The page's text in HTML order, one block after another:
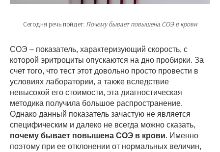
Сегодня речь пойдет: Почему бывает повышена СОЭ в крови
СОЭ – показатель, характеризующий скорость, с
которой эритроциты опускаются на дно пробирки. За
счет того, что тест этот довольно просто провести в
условиях лаборатории, а также вследствие
невысокой его стоимости, эта диагностическая
методика получила большое распространение.
Однако данный показатель зачастую не является
специфическим и далеко не всегда можно сказать,
почему бывает повышена СОЭ в крови. Именно
поэтому при ее отклонении от нормальных величин,